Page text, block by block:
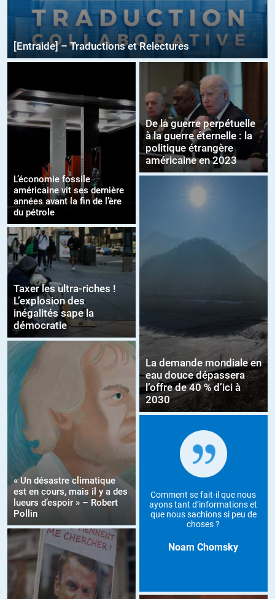
[Entraide] – Traductions et Relectures
L’économie fossile
américaine vit ses dernière
années avant la fin de l’ère
du pétrole
Taxer les ultra-riches !
L’explosion des
inégalités sape la
démocratie
« Un désastre climatique
est en cours, mais il y a des
lueurs d’espoir » – Robert
Pollin
De la guerre perpétuelle
à la guerre éternelle : la
politique étrangère
américaine en 2023
La demande mondiale en
eau douce dépassera
l’offre de 40 % d’ici à
2030
Comment se fait-il que nous
ayons tant d’informations et
que nous sachions si peu de
choses ?
Noam Chomsky